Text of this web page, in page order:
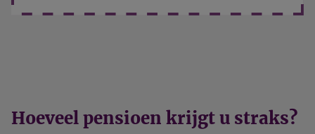
Hoeveel pensioen krijgt u straks?